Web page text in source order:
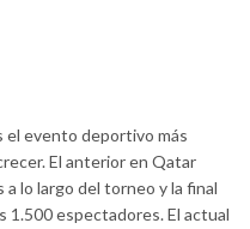
el evento deportivo más
El anterior en Qatar
lo largo del torneo y la final
1.500 espectadores. El actual